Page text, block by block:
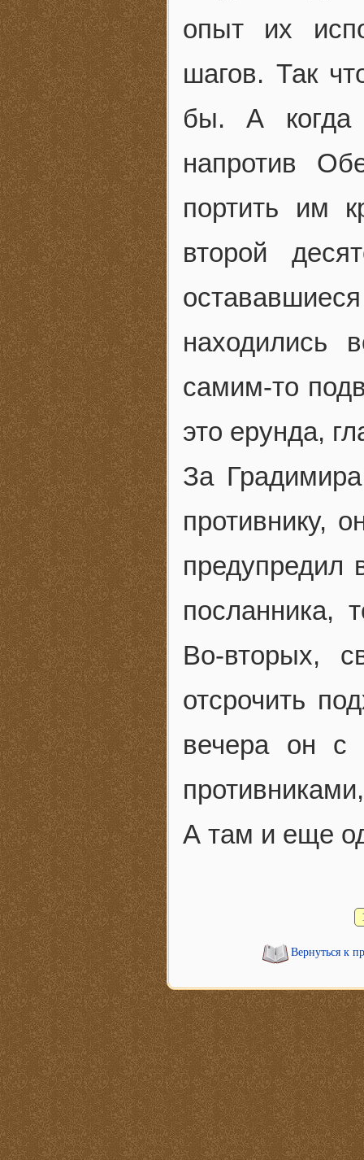
опыт их
шагов. Так
бы. А когда
напротив
портить им
второй
находились
самим-то
это ерунда,
За
противнику,
предупредил
посланника,
Во-вторых,
отсрочить
вечера он с
А там и еще
Вернуться к